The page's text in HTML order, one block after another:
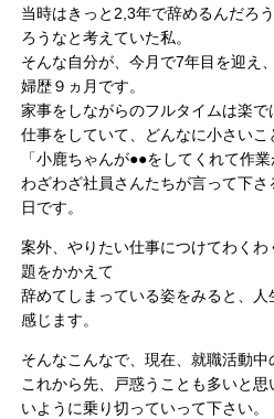
当時はきっと2,3年で辞めるんだろ
ろうなと考えていた私。
そんな自分が、今月で7年目を迎え
婦歴９ヵ月です。
家事をしながらのフルタイムは楽で
仕事をしていて、どんなに小さいこ
「小鹿ちゃんが●●をしてくれて作
わざわざ社員さんたちが言って下
日です。
案外、やりたい仕事につけてわく
題をかかえて
辞めてしまっている姿をみると、
感じます。
そんなこんなで、現在、就職活動中
これから先、戸惑うことも多いと
いように乗り切っていって下さい。